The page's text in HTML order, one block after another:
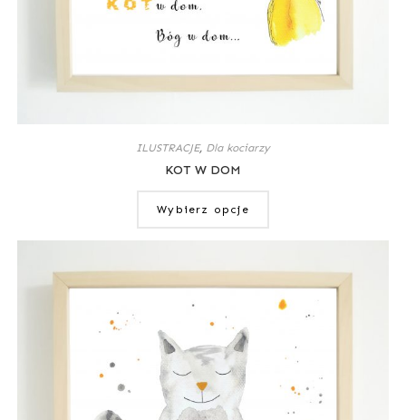
ILUSTRACJE, Dla kociarzy
KOT W DOM
Wybierz opcje